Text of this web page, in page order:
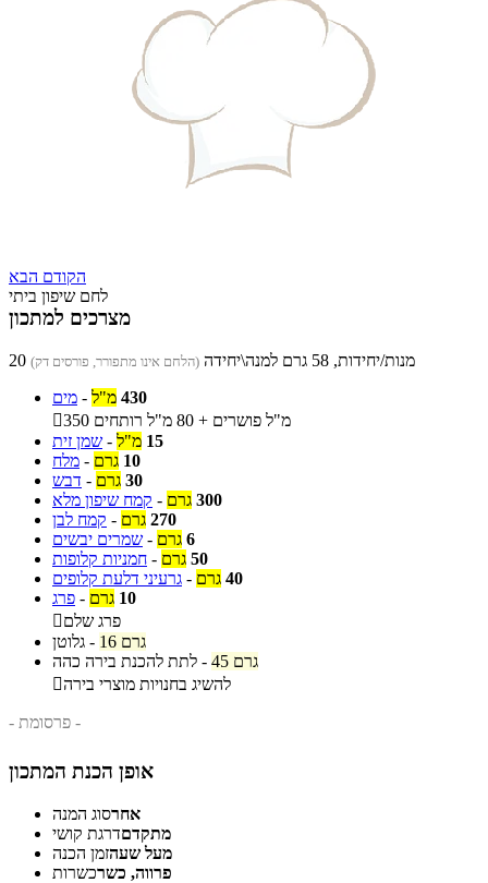
הקודם הבא
לחם שיפון ביתי
מצרכים למתכון
20 מנות/יחידות, 58 גרם למנה\יחידה (הלחם אינו מתפורר, פורסים דק)
מים - 430 מ"ל

350 מ"ל פושרים + 80 מ"ל רותחים
שמן זית - 15 מ"ל
מלח - 10 גרם
דבש - 30 גרם
קמח שיפון מלא - 300 גרם
קמח לבן - 270 גרם
שמרים יבשים - 6 גרם
חמניות קלופות - 50 גרם
גרעיני דלעת קלופים - 40 גרם
פרג - 10 גרם
פרג שלם
גלוטן -
16 גרם
לתת להכנת בירה כהה -
45 גרם
להשיג בחנויות מוצרי בירה
- פרסומת -
אופן הכנת המתכון
אחרסוג המנה
מתקדםדרגת קושי
מעל שעהזמן הכנה
פרווה, כשרכשרות